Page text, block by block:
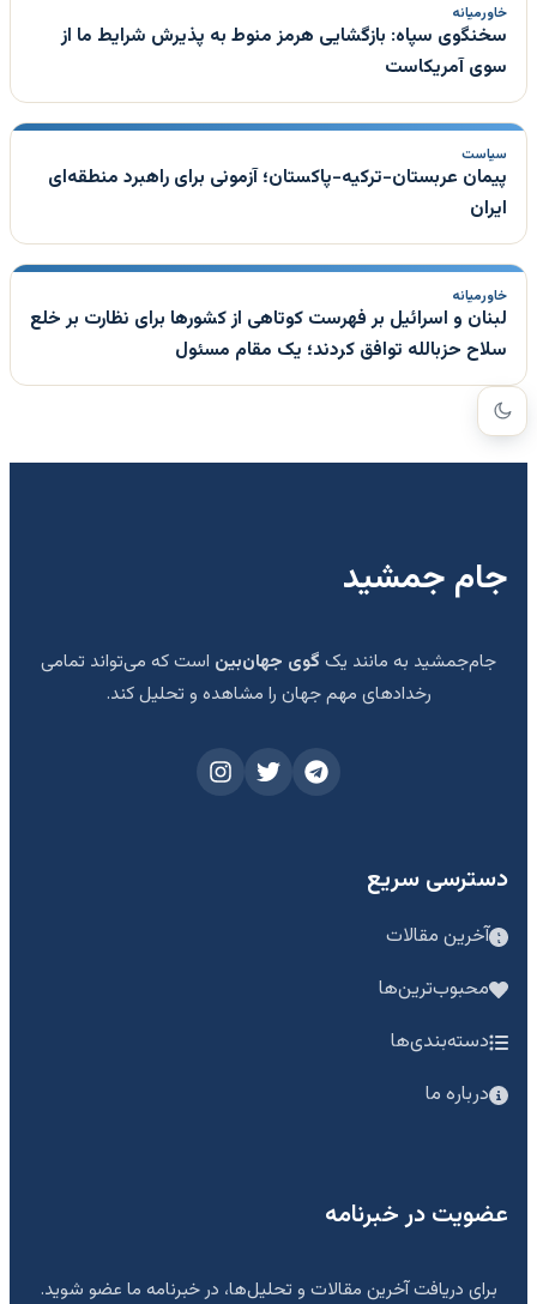
خاورمیانه
سخنگوی سپاه: بازگشایی هرمز منوط به پذیرش شرایط ما از
سوی آمریکاست
سیاست
پیمان عربستان-ترکیه-پاکستان؛ آزمونی برای راهبرد منطقه‌ای
ایران
خاورمیانه
لبنان و اسرائیل بر فهرست کوتاهی از کشورها برای نظارت بر خلع
سلاح حزبالله توافق کردند؛ یک مقام مسئول
جام جمشید
جام‌جمشید به مانند یک گوی جهان‌بین است که می‌تواند تمامی
رخدادهای مهم جهان را مشاهده و تحلیل کند.
دسترسی سریع
آخرین مقالات
محبوب‌ترین‌ها
دسته‌بندی‌ها
درباره ما
عضویت در خبرنامه
برای دریافت آخرین مقالات و تحلیل‌ها، در خبرنامه ما عضو شوید.